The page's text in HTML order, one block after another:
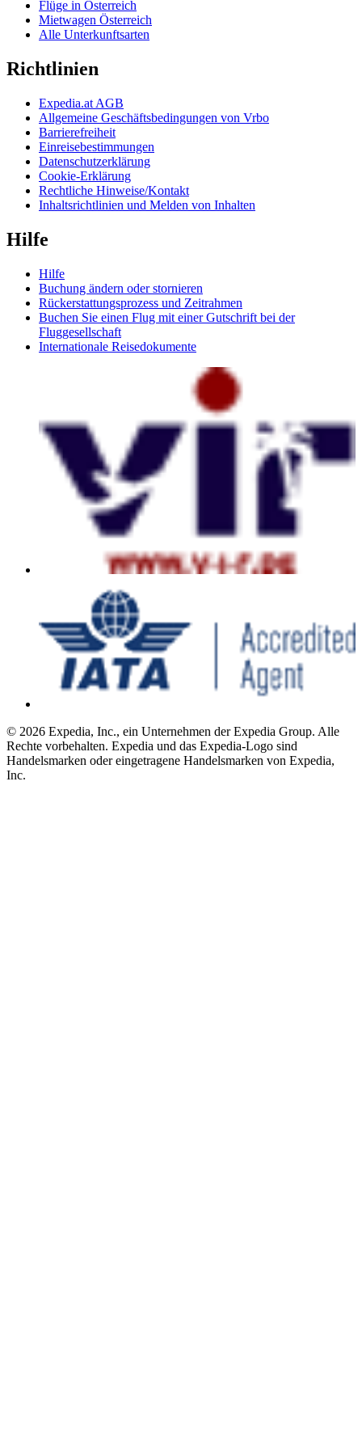
Flüge in Österreich
Mietwagen Österreich
Alle Unterkunftsarten
Richtlinien
Expedia.at AGB
Allgemeine Geschäftsbedingungen von Vrbo
Barrierefreiheit
Einreisebestimmungen
Datenschutzerklärung
Cookie-Erklärung
Rechtliche Hinweise/Kontakt
Inhaltsrichtlinien und Melden von Inhalten
Hilfe
Hilfe
Buchung ändern oder stornieren
Rückerstattungsprozess und Zeitrahmen
Buchen Sie einen Flug mit einer Gutschrift bei der
Fluggesellschaft
Internationale Reisedokumente
© 2026 Expedia, Inc., ein Unternehmen der Expedia Group. Alle
Rechte vorbehalten. Expedia und das Expedia-Logo sind
Handelsmarken oder eingetragene Handelsmarken von Expedia,
Inc.